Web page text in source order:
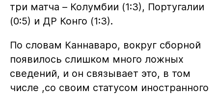
три матча – Колумбии (1:3), Португалии
(0:5) и ДР Конго (1:3).
По словам Каннаваро, вокруг сборной
появилось слишком много ложных
сведений, и он связывает это, в том
числе ,со своим статусом иностранного